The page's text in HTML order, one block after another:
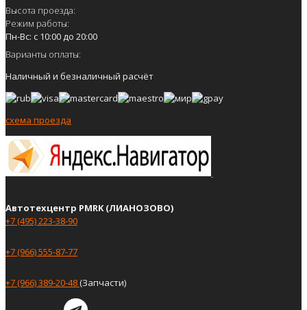
Высота проезда:
Режим работы:
Пн-Вс: с 10:00 до 20:00
Варианты оплаты:
Наличный и безналичный расчёт
схема проезда
Автотехцентр PMRK (ЛИАНОЗОВО)
+7 (495) 223-38-90
+7 (966) 555-87-77
+7 (966) 389-20-48(Запчасти)